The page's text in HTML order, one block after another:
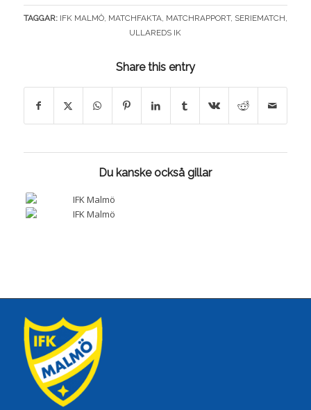
TAGGAR: IFK MALMÖ, MATCHFAKTA, MATCHRAPPORT, SERIEMATCH,
ULLAREDS IK
Share this entry
Du kanske också gillar